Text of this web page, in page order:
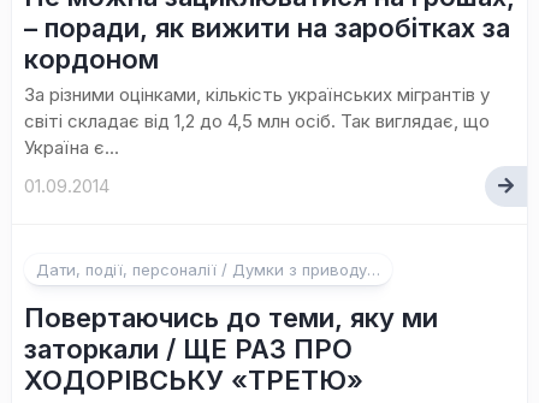
– поради, як вижити на заробітках за
кордоном
За різними оцінками, кількість українських мігрантів у
світі складає від 1,2 до 4,5 млн осіб. Так виглядає, що
Україна є...
01.09.2014
Дати, події, персоналії / Думки з приводу…
Повертаючись до теми, яку ми
заторкали / ЩЕ РАЗ ПРО
ХОДОРІВСЬКУ «ТРЕТЮ»